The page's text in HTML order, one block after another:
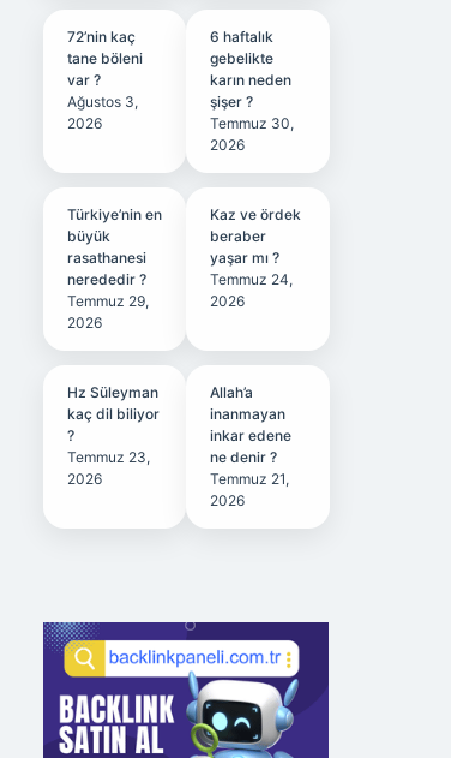
72’nin kaç
tane böleni
var ?
Ağustos 3,
2026
6 haftalık
gebelikte
karın neden
şişer ?
Temmuz 30,
2026
Türkiye’nin en
büyük
rasathanesi
nerededir ?
Temmuz 29,
2026
Kaz ve ördek
beraber
yaşar mı ?
Temmuz 24,
2026
Hz Süleyman
kaç dil biliyor
?
Temmuz 23,
2026
Allah’a
inanmayan
inkar edene
ne denir ?
Temmuz 21,
2026